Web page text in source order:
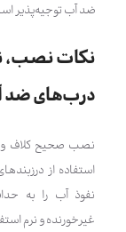
ضد آب توجیه‌پذیر
نکات نصب،
درب‌های ضد
نصب صحیح کلاف و
استفاده از
نفوذ آب را به
غیرخورنده و نرم